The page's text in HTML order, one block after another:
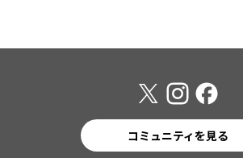
コミュニティを見る